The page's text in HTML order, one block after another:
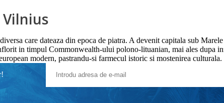
care dateaza din epoca de piatra. A devenit capitala sub
in timpul Commonwealth-ului polono-lituanian, mai ales dupa
modern, pastrandu-si farmecul istoric si mostenirea culturala.